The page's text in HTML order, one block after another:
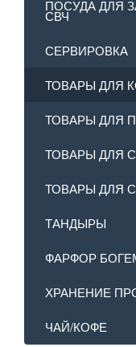
ПОСУДА ДЛЯ
СВЧ
СЕРВИРОВКА
ТОВАРЫ ДЛЯ
ТОВАРЫ ДЛЯ
ТОВАРЫ ДЛЯ
ТОВАРЫ ДЛЯ
ТАНДЫРЫ
ФАРФОР
ХРАНЕНИЕ
ЧАЙ/КОФЕ